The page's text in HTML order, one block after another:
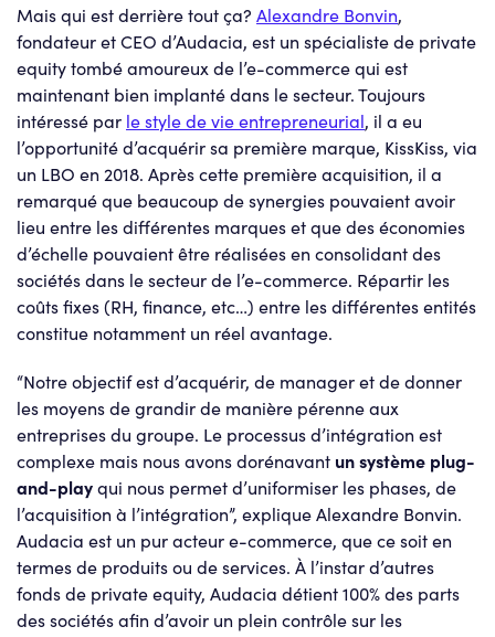
Mais qui est derrière tout ça? Alexandre Bonvin,
fondateur et CEO d’Audacia, est un spécialiste de private
equity tombé amoureux de l’e-commerce qui est
maintenant bien implanté dans le secteur. Toujours
intéressé par le style de vie entrepreneurial, il a eu
l’opportunité d’acquérir sa première marque, KissKiss, via
un LBO en 2018. Après cette première acquisition, il a
remarqué que beaucoup de synergies pouvaient avoir
lieu entre les différentes marques et que des économies
d’échelle pouvaient être réalisées en consolidant des
sociétés dans le secteur de l’e-commerce. Répartir les
coûts fixes (RH, finance, etc…) entre les différentes entités
constitue notamment un réel avantage.
“Notre objectif est d’acquérir, de manager et de donner
les moyens de grandir de manière pérenne aux
entreprises du groupe. Le processus d’intégration est
complexe mais nous avons dorénavant un système plug-
and-playqui nous permet d’uniformiser les phases, de
l’acquisition à l’intégration”, explique Alexandre Bonvin.
Audacia est un pur acteur e-commerce, que ce soit en
termes de produits ou de services. À l’instar d’autres
fonds de private equity, Audacia détient 100% des parts
des sociétés afin d’avoir un plein contrôle sur les